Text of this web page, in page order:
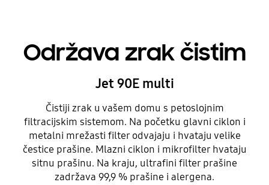
Održava zrak čistim
Jet 90E multi
Čistiji zrak u vašem domu s petoslojnim
filtracijskim sistemom. Na početku glavni ciklon i
metalni mrežasti filter odvajaju i hvataju velike
čestice prašine. Mlazni ciklon i mikrofilter hvataju
sitnu prašinu. Na kraju, ultrafini filter prašine
zadržava 99,9 % prašine i alergena.